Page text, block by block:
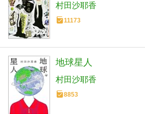
村田沙耶香
11173
地球星人
村田沙耶香
8853